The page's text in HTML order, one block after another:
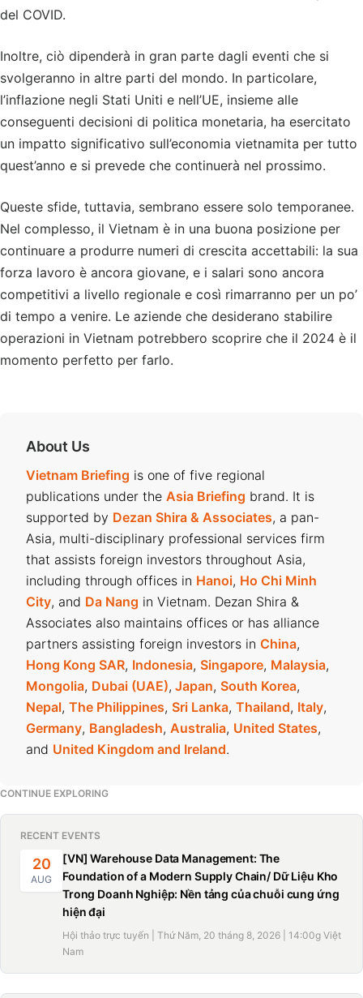
del COVID.
Inoltre, ciò dipenderà in gran parte dagli eventi che si
svolgeranno in altre parti del mondo. In particolare,
l’inflazione negli Stati Uniti e nell’UE, insieme alle
conseguenti decisioni di politica monetaria, ha esercitato
un impatto significativo sull’economia vietnamita per tutto
quest’anno e si prevede che continuerà nel prossimo.
Queste sfide, tuttavia, sembrano essere solo temporanee.
Nel complesso, il Vietnam è in una buona posizione per
continuare a produrre numeri di crescita accettabili: la sua
forza lavoro è ancora giovane, e i salari sono ancora
competitivi a livello regionale e così rimarranno per un po’
di tempo a venire. Le aziende che desiderano stabilire
operazioni in Vietnam potrebbero scoprire che il 2024 è il
momento perfetto per farlo.
About Us
Vietnam Briefing is one of five regional
publications under the Asia Briefing brand. It is
supported by Dezan Shira & Associates, a pan-
Asia, multi-disciplinary professional services firm
that assists foreign investors throughout Asia,
including through offices in Hanoi, Ho Chi Minh
City, and Da Nang in Vietnam. Dezan Shira &
Associates also maintains offices or has alliance
partners assisting foreign investors in China,
Hong Kong SAR, Indonesia, Singapore, Malaysia,
Mongolia, Dubai (UAE), Japan, South Korea,
Nepal, The Philippines, Sri Lanka, Thailand, Italy,
Germany, Bangladesh, Australia, United States,
and United Kingdom and Ireland.
CONTINUE EXPLORING
RECENT EVENTS
20
AUG
[VN] Warehouse Data Management: The
Foundation of a Modern Supply Chain/ Dữ Liệu Kho
Trong Doanh Nghiệp: Nền tảng của chuỗi cung ứng
hiện đại
Hội thảo trực tuyến | Thứ Năm, 20 tháng 8, 2026 | 14:00g Việt
Nam